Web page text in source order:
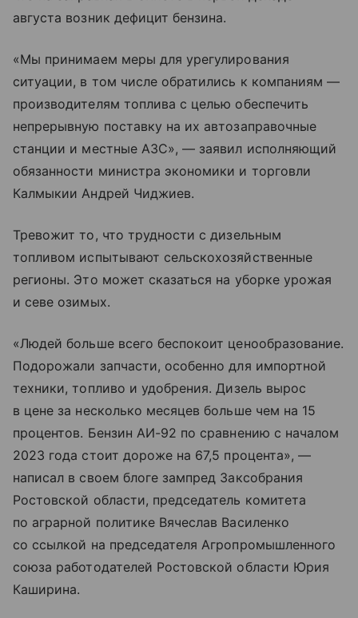
августа возник дефицит бензина.
«Мы принимаем меры для урегулирования
ситуации, в том числе обратились к компаниям —
производителям топлива с целью обеспечить
непрерывную поставку на их автозаправочные
станции и местные АЗС», — заявил исполняющий
обязанности министра экономики и торговли
Калмыкии Андрей Чиджиев.
Тревожит то, что трудности с дизельным
топливом испытывают сельскохозяйственные
регионы. Это может сказаться на уборке урожая
и севе озимых.
«Людей больше всего беспокоит ценообразование.
Подорожали запчасти, особенно для импортной
техники, топливо и удобрения. Дизель вырос
в цене за несколько месяцев больше чем на 15
процентов. Бензин АИ-92 по сравнению с началом
2023 года стоит дороже на 67,5 процента», —
написал в своем блоге зампред Заксобрания
Ростовской области, председатель комитета
по аграрной политике Вячеслав Василенко
со ссылкой на председателя Агропромышленного
союза работодателей Ростовской области Юрия
Каширина.